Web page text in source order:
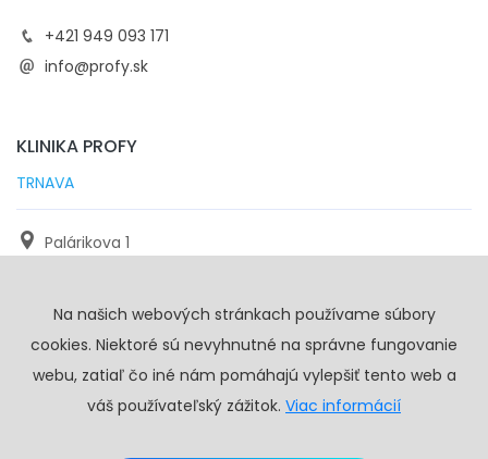
+421 949 093 171
info@profy.sk
KLINIKA PROFY
TRNAVA
Palárikova 1
+421 905 117 923
info@profy.sk
Na našich webových stránkach používame súbory
cookies. Niektoré sú nevyhnutné na správne fungovanie
webu, zatiaľ čo iné nám pomáhajú vylepšiť tento web a
váš používateľský zážitok. Viac informácií